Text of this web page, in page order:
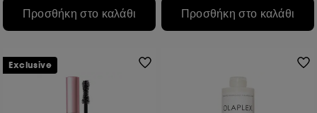
Προσθήκη στο καλάθι Προσθήκη στο καλάθι
Exclusive